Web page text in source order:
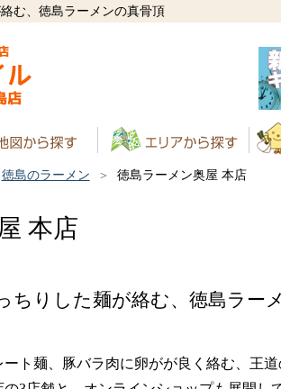
む、徳島ラーメンの真骨頂
徳島のラーメン 徳島ラーメン奥屋 本店
本店
ちりした麺が絡む、徳島ラー
ト麺、豚バラ肉に卵がが良く絡む、王